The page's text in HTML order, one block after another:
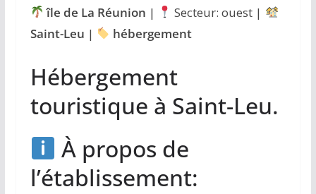
île de La Réunion |
Secteur: ouest |
Saint-Leu | hébergement
Hébergement
touristique à Saint-Leu.
À propos de
l’établissement: